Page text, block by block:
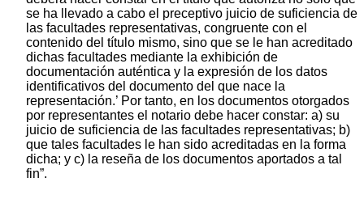
se ha llevado a cabo el preceptivo juicio de suficiencia de
las facultades representativas, congruente con el
contenido del título mismo, sino que se le han acreditado
dichas facultades mediante la exhibición de
documentación auténtica y la expresión de los datos
identificativos del documento del que nace la
representación.’ Por tanto, en los documentos otorgados
por representantes el notario debe hacer constar: a) su
juicio de suficiencia de las facultades representativas; b)
que tales facultades le han sido acreditadas en la forma
dicha; y c) la reseña de los documentos aportados a tal
fin”.